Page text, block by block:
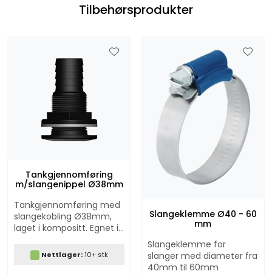
Tilbehørsprodukter
Tankgjennomføring
m/slangenippel Ø38mm
Tankgjennomføring med
slangekobling Ø38mm,
laget i kompositt. Egnet i
for eksempel Seaflo
vanntoalett.
Nettlager:10+ stk
Slangeklemme Ø40 - 60
mm
Slangeklemme for
slanger med diameter fra
40mm til 60mm